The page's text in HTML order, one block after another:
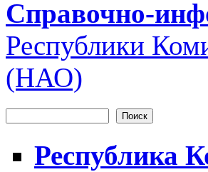
Справочно-
Республики
(НАО)
Форма поиска
Республика